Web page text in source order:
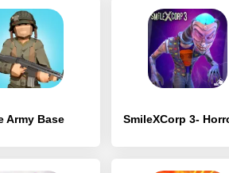
Army Base